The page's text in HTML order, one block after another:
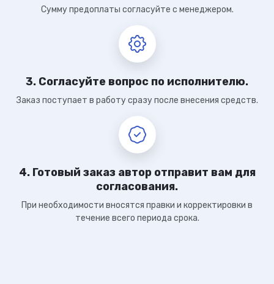
Сумму предоплаты согласуйте с менеджером.
3. Согласуйте вопрос по исполнителю.
Заказ поступает в работу сразу после внесения средств.
4. Готовый заказ автор отправит вам для
согласования.
При необходимости вносятся правки и корректировки в
течение всего периода срока.